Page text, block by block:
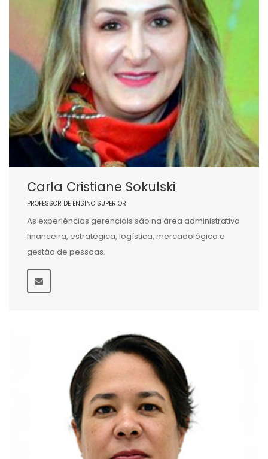
Carla Cristiane Sokulski
PROFESSOR DE ENSINO SUPERIOR
As experiências gerenciais são na área administrativa
financeira, estratégica, logística, mercadológica e
gestão de pessoas.